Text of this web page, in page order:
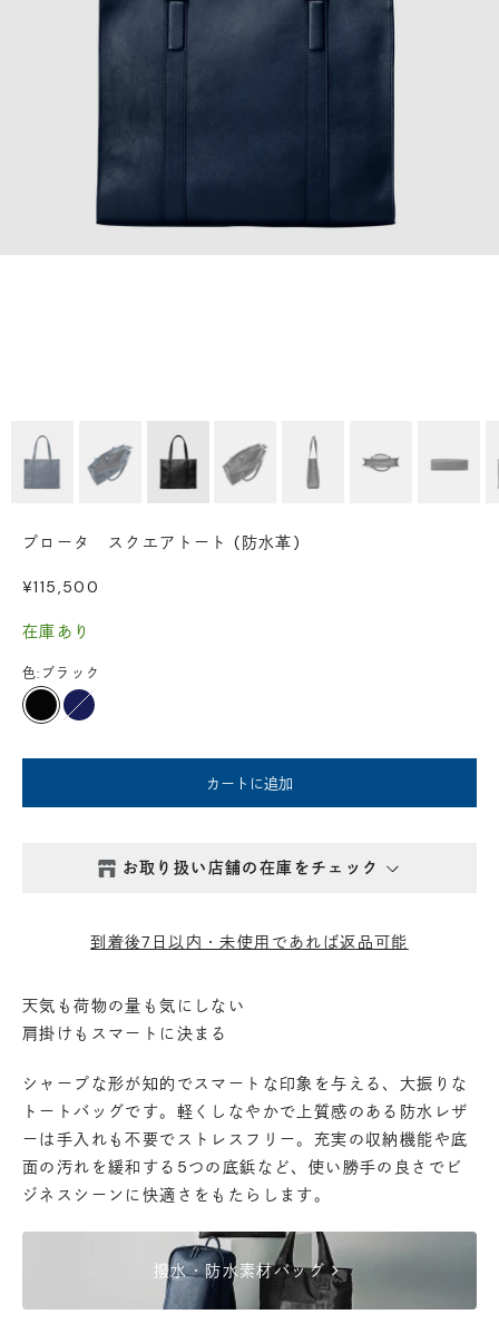
プロータ スクエアトート (防水革)
セール価格
¥115,500
在庫あり
色: ブラック
ブラックダークネイビー
カートに追加
お取り扱い店舗の在庫をチェック
丸の内店 - 在庫 -△
渋谷店 - 在庫 - △
六本木店- 在庫 -△
日本橋店- 在庫 -△
- 在庫 -△
到着後7日以内・未使用であれば返品可能
天気も荷物の量も気にしない
肩掛けもスマートに決まる
シャープな形が知的でスマートな印象を与える、大振りな
トートバッグです。軽くしなやかで上質感のある防水レザ
ーは手入れも不要でストレスフリー。充実の収納機能や底
面の汚れを緩和する5つの底鋲など、使い勝手の良さでビ
ジネスシーンに快適さをもたらします。
撥水・防水素材バッグchevron_right